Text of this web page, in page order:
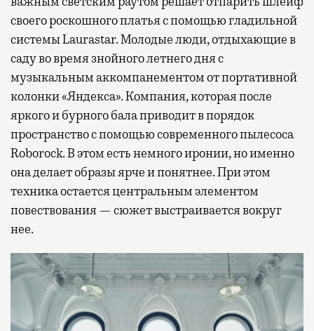
своего роскошного платья с помощью гладильной
системы Laurastar. Молодые люди, отдыхающие в
саду во время знойного летнего дня с
музыкальным аккомпанементом от портативной
колонки «Яндекса». Компания, которая после
яркого и бурного бала приводит в порядок
пространство с помощью современного пылесоса
Roborock. В этом есть немного иронии, но именно
она делает образы ярче и понятнее. При этом
техника остается центральным элементом
повествования — сюжет выстраивается вокруг
нее.